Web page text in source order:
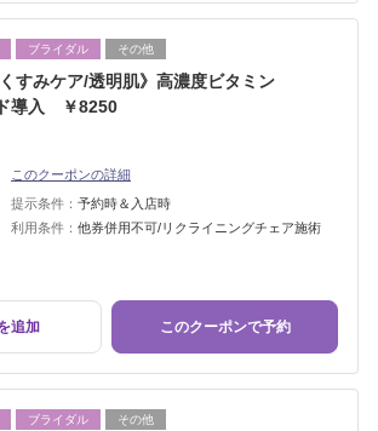
ブライダル その他
くすみケア/透明肌》高濃度ビタミン
導入 ￥8250
このクーポンの詳細
提示条件： 予約時＆入店時
利用条件： 他券併用不可/リクライニングチェア施術
追加 このクーポンで予約
ブライダル その他